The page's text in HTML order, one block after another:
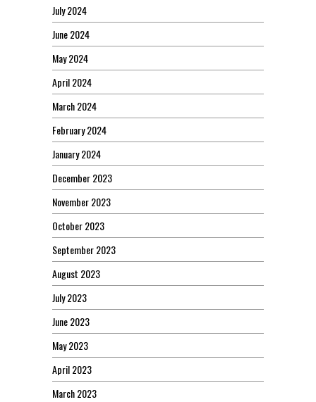
July 2024
June 2024
May 2024
April 2024
March 2024
February 2024
January 2024
December 2023
November 2023
October 2023
September 2023
August 2023
July 2023
June 2023
May 2023
April 2023
March 2023